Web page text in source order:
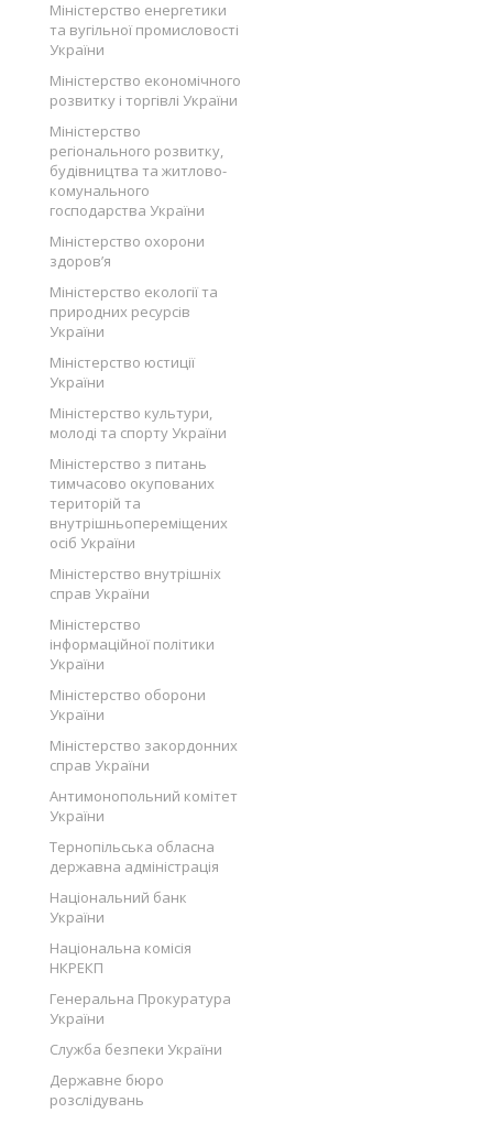
Міністерство енергетики
та вугільної промисловості
України
Міністерство економічного
розвитку і торгівлі України
Міністерство
регіонального розвитку,
будівництва та житлово-
комунального
господарства України
Міністерство охорони
здоров’я
Міністерство екології та
природних ресурсів
України
Міністерство юстиції
України
Міністерство культури,
молоді та спорту України
Міністерство з питань
тимчасово окупованих
територій та
внутрішньопереміщених
осіб України
Міністерство внутрішніх
справ України
Міністерство
інформаційної політики
України
Міністерство оборони
України
Міністерство закордонних
справ України
Антимонопольний комітет
України
Тернопільська обласна
державна адміністрація
Національний банк
України
Національна комісія
НКРЕКП
Генеральна Прокуратура
України
Служба безпеки України
Державне бюро
розслідувань